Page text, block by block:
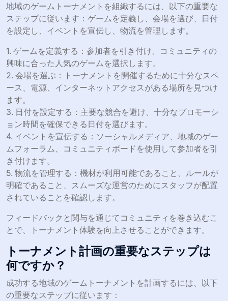
地域のゲームトーナメントを組織するには、以下の重要な
ステップに従います：ゲームを定義し、会場を選び、日付
を設定し、イベントを宣伝し、物流を管理します。
1. ゲームを定義する：参加者を引き付け、コミュニティの
興味に合った人気のゲームを選択します。
2. 会場を選ぶ：トーナメントを開催するために十分なスペ
ース、電源、インターネットアクセスがある場所を見つけ
ます。
3. 日付を設定する：主要な競合を避け、十分なプロモーシ
ョン時間を確保できる日付を選びます。
4. イベントを宣伝する：ソーシャルメディア、地域のゲー
ムフォーラム、コミュニティボードを使用して参加者を引
き付けます。
5. 物流を管理する：機材が利用可能であること、ルールが
明確であること、スムーズな運営のためにスタッフが配置
されていることを確認します。
フィードバックと関与を通じてコミュニティを巻き込むこ
とで、トーナメント体験を向上させることができます。
トーナメント計画の重要なステップは
何ですか？
成功する地域のゲームトーナメントを計画するには、以下
の重要なステップに従います：